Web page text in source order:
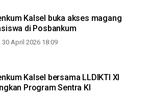
Kalsel buka akses magang
di Posbankum
30 April 2026 18:09
Kalsel bersama LLDIKTI XI
Program Sentra KI